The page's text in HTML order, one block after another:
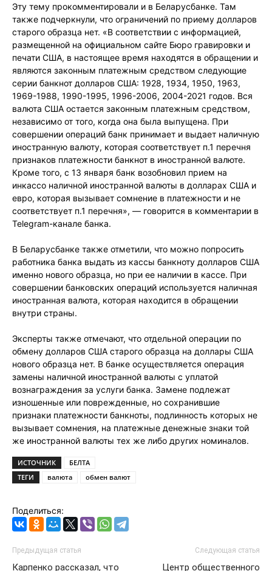
Эту тему прокомментировали и в Беларусбанке. Там
также подчеркнули, что ограничений по приему долларов
старого образца нет. «В соответствии с информацией,
размещенной на официальном сайте Бюро гравировки и
печати США, в настоящее время находятся в обращении и
являются законным платежным средством следующие
серии банкнот долларов США: 1928, 1934, 1950, 1963,
1969-1988, 1990-1995, 1996-2006, 2004-2021 годов. Вся
валюта США остается законным платежным средством,
независимо от того, когда она была выпущена. При
совершении операций банк принимает и выдает наличную
иностранную валюту, которая соответствует п.1 перечня
признаков платежности банкнот в иностранной валюте.
Кроме того, с 13 января банк возобновил прием на
инкассо наличной иностранной валюты в долларах США и
евро, которая вызывает сомнение в платежности и не
соответствует п.1 перечня», — говорится в комментарии в
Telegram-канале банка.
В Беларусбанке также отметили, что можно попросить
работника банка выдать из кассы банкноту долларов США
именно нового образца, но при ее наличии в кассе. При
совершении банковских операций используется наличная
иностранная валюта, которая находится в обращении
внутри страны.
Эксперты также отмечают, что отдельной операции по
обмену долларов США старого образца на доллары США
нового образца нет. В банке осуществляется операция
замены наличной иностранной валюты с уплатой
вознаграждения за услуги банка. Замене подлежат
изношенные или поврежденные, но сохранившие
признаки платежности банкноты, подлинность которых не
вызывает сомнения, на платежные денежные знаки той
же иностранной валюты тех же либо других номиналов.
ИСТОЧНИК
БЕЛТА
ТЕГИ
валюта обмен валют
Поделиться:
Предыдущая статья
Карпенко рассказал, что
Следующая статья
Центр общественного